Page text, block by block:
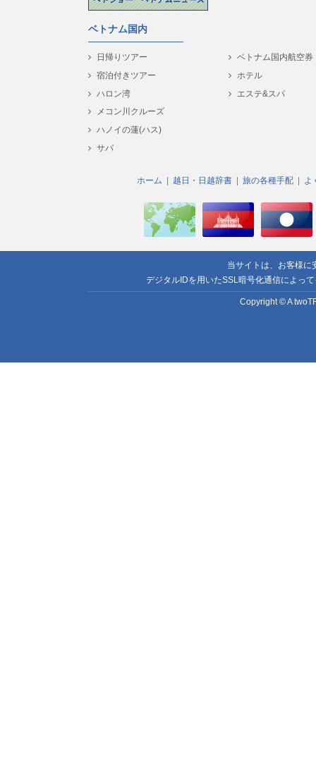
ベトナム国内
日帰りツアー
宿泊付きツアー
ハロン湾
メコン川クルーズ
ハノイの蓮(ハス)
サパ
ベトナム国内航空券
ホテル
エステ&スパ
ホーム 越日・日越辞書 旅の各種手配 よ
当サイトは、お客様に
デジタルIDを用いたSSL暗号化通信によっ
Copyright © A